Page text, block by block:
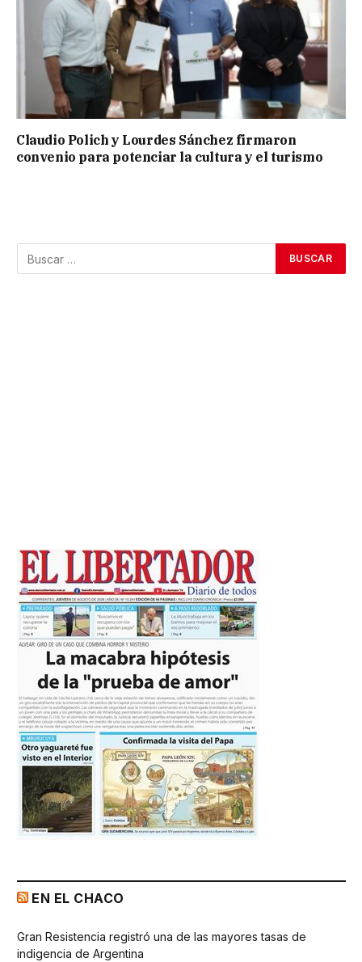
Claudio Polich y Lourdes Sánchez firmaron
convenio para potenciar la cultura y el turismo
EN EL CHACO
Gran Resistencia registró una de las mayores tasas de
indigencia de Argentina